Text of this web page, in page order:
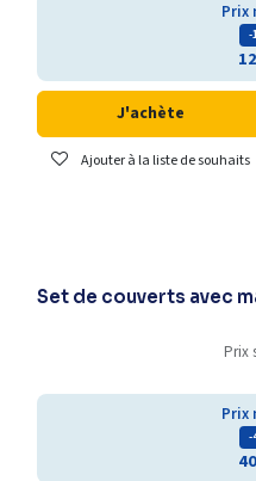
Prix
-
J'achète
Ajouter à la liste de souhaits
Set de couverts avec
Prix
Prix
-